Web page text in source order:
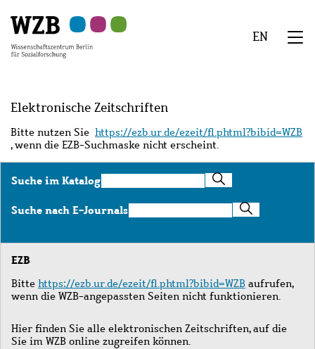
Hauptinhalt
springen
Navigation
springen
Suche
springen
Sekundärnavigation
springen
Fußzeile
springen
EN
Elektronische Zeitschriften
Bitte nutzen Sie https://ezb.ur.de/ezeit/fl.phtml?bibid=WZB
, wenn die EZB-Suchmaske nicht erscheint.
Suche im KatalogSuche
im
Katalog
Suche nach E-JournalsSuche
nach
Journals
EZB
Bitte https://ezb.ur.de/ezeit/fl.phtml?bibid=WZB aufrufen,
wenn die WZB-angepassten Seiten nicht funktionieren.
Hier finden Sie alle elektronischen Zeitschriften, auf die
Sie im WZB online zugreifen können.